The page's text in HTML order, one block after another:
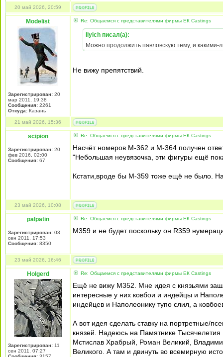
20 май 2026, 20:59
Modelist
Зарегистрирован: 20
мар 2011, 19:38
Сообщения: 2261
Откуда: Казань
Re: Общаемся с представителями фирмы EК Castings
Ilyich писал(а):
Можно продолжить павловскую тему, и
Не вижу препятствий.
21 май 2026, 15:36
scipion
Зарегистрирован: 20
фев 2016, 02:00
Сообщения: 67
Re: Общаемся с представителями фирмы EК Castings
Насчёт номеров М-362 и М-364 получен
"Небольшая неувязочка, эти фигуры ещё
Кстати,вроде бы М-359 тоже ещё не было.
23 май 2026, 10:08
palpatin
Зарегистрирован: 03
сен 2011, 17:53
Сообщения: 8350
Re: Общаемся с представителями фирмы EК Castings
M359 и не будет поскольку он R359
23 май 2026, 16:46
Holgerd
Зарегистрирован: 11
сен 2011, 07:27
Re: Общаемся с представителями фирмы EК Castings
Ещё не вижу M352. Мне идея с князьями
интересные у них ковбои и индейцы и
индейцев и Наполеонику тупо слил, а
А вот идея сделать ставку на портретные/
князей. Надеюсь на Памятнике Тысячелетия
Мстислав Храбрый, Роман Великий,
Великого. А там и двинуть во всемирную